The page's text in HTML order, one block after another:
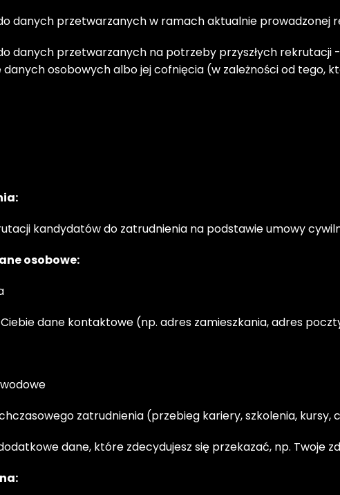
danych przetwarzanych w ramach aktualnie
danych przetwarzanych na potrzeby przyszłych rekrutacji
osobowych albo jej cofnięcia (w zależności od tego,
kandydatów do zatrudnienia na podstawie umowy
osobowe:
dane kontaktowe (np. adres zamieszkania, adres
zatrudnienia (przebieg kariery, szkolenia, kursy,
dane, które zdecydujesz się przekazać, np. Twoje